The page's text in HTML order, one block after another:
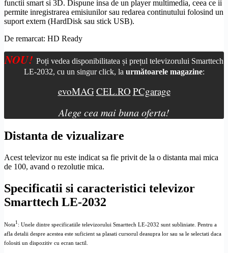
functii smart si 3D. Dispune insa de un player multimedia, ceea ce ii
permite inregistrarea emisiunilor sau redarea continutului folosind un
suport extern (HardDisk sau stick USB).
De remarcat: HD Ready
NOU! Poți vedea disponibilitatea și prețul televizorului Smarttech
LE-2032, cu un singur click, la următoarele magazine:
evoMAGCEL.RO PCgarage
Alege cea mai buna oferta!
Distanta de vizualizare
Acest televizor nu este indicat sa fie privit de la o distanta mai mica
de 100, avand o rezolutie mica.
Specificatii si caracteristici televizor
Smarttech LE-2032
Nota1 : Unele dintre specificatiile televizorului Smarttech LE-2032 sunt subliniate. Pentru a
afla detalii despre acestea este suficient sa plasati cursorul deasupra lor sau sa le selectati daca
folositi un dispozitiv cu ecran tactil.